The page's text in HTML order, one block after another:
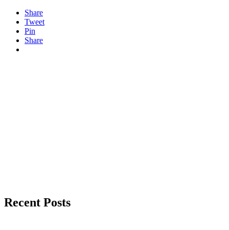
Share
Tweet
Pin
Share
Recent Posts